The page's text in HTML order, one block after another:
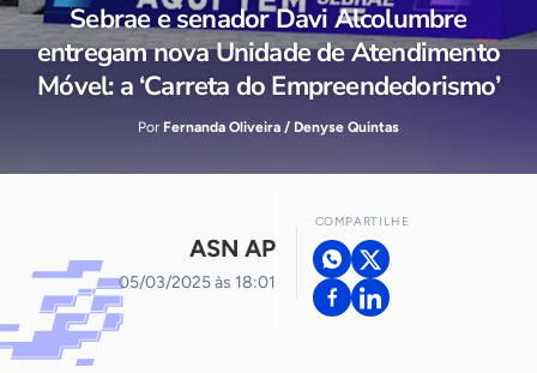
Sebrae e senador Davi Alcolumbre
entregam nova Unidade de Atendimento
Móvel: a ‘Carreta do Empreendedorismo’
Por Fernanda Oliveira / Denyse Quintas
ASN AP
05/03/2025 às 18:01
COMPARTILHE